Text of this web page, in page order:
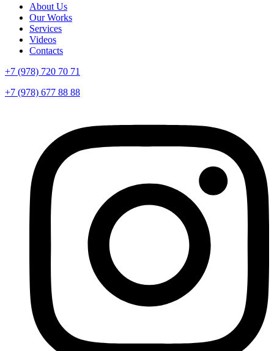
About Us
Our Works
Services
Videos
Contacts
+7 (978) 720 70 71
+7 (978) 677 88 88